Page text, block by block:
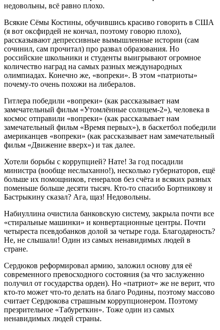
недовольны, всё равно плохо.
Всякие Сёмы Костины, обучившись красиво говорить в США
(я вот оксфирдей не кончал, поэтому говорю плохо),
рассказывают депрессивные вымышленные истории (сам
сочинил, сам прочитал) про развал образования. Но
российские школьники и студенты выигрывают огромное
количество наград на самых разных международных
олимпиадах. Конечно же, «вопреки». В этом «патриоты»
почему-то очень похожи на либералов.
Гитлера победили «вопреки» (как рассказывает нам
замечательный фильм «Утомлённые солнцем-2»), человека в
космос отправили «вопреки» (как рассказывает нам
замечательный фильм «Время первых»), в баскетбол победили
американцев «вопреки» (как рассказывает нам замечательный
фильм «Движение вверх») и так далее.
Хотели борьбы с коррупцией? Нате! За год посадили
министра (вообще неслыханно!), несколько губернаторов, ещё
больше их помощников, генералов без счёта и всяких разных
поменьше больше десяти тысяч. Кто-то спасибо Бортникову и
Бастрыкину сказал? Ага, щаз! Недовольны.
Набиуллина очистила банковскую систему, закрыла почти все
«стиральные машинки» и конвертационные центры. Почти
четыреста псевдобанков долой за четыре года. Благодарность?
Не, не слышали! Один из самых ненавидимых людей в
стране.
Сердюков реформировал армию, заложил основу для её
современного превосходного состояния (за что заслуженно
получил от государства орден). Но «патриот» же не верит, что
кто-то может что-то делать на благо Родины, поэтому массово
считает Сердюкова страшным коррупционером. Поэтому
презрительное «Табуреткин». Тоже один из самых
ненавидимых людей страны.